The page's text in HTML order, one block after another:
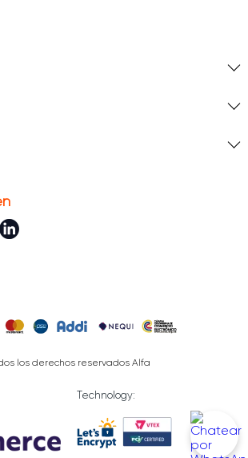
los derechos reservados Alfa
Technology: